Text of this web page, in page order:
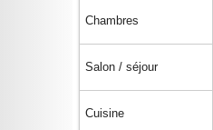
Chambres
Salon / séjour
Cuisine